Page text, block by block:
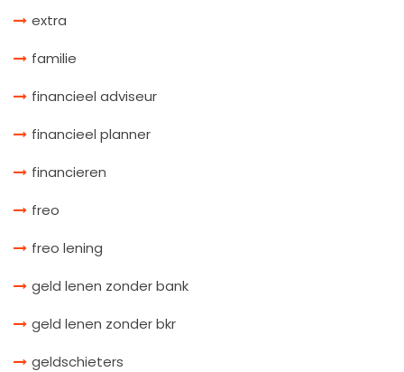
extra
familie
financieel adviseur
financieel planner
financieren
freo
freo lening
geld lenen zonder bank
geld lenen zonder bkr
geldschieters